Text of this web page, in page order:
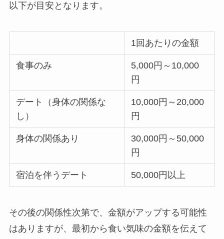
以下が目安となります。
1回あたりの金額
食事のみ
5,000円～10,000
円
デート（身体の関係な
し）
10,000円～20,000
円
身体の関係あり
30,000円～50,000
円
宿泊を伴うデート 50,000円以上
その後の関係性次第で、金額がアップする可能性
はありますが、最初から食い気味の金額を伝えて